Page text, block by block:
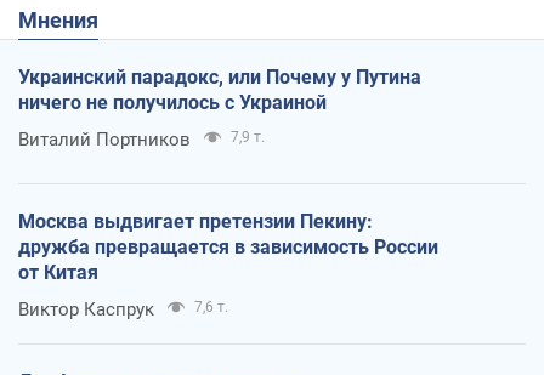
Мнения
Украинский парадокс, или Почему у Путина
ничего не получилось с Украиной
Виталий Портников 7,9 т.
Москва выдвигает претензии Пекину:
дружба превращается в зависимость России
от Китая
Виктор Каспрук 7,6 т.